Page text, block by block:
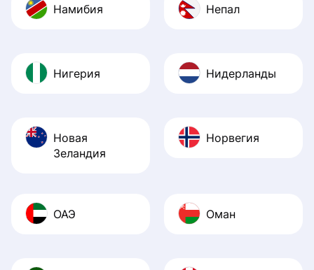
Намибия Непал
Нигерия Нидерланды
Новая
Зеландия
Норвегия
ОАЭ Оман